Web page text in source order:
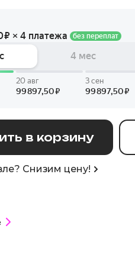
в корзину
Снизим цену!